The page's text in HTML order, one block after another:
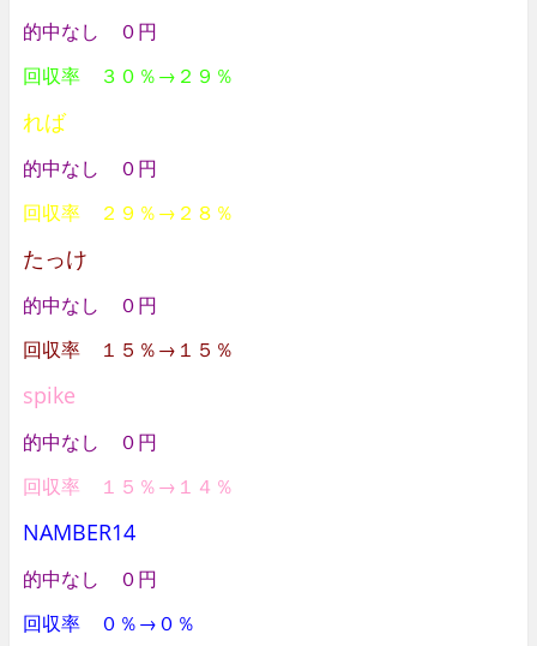
的中なし ０円
回収率 ３０％→２９％
れば
的中なし ０円
回収率 ２９％→２８％
たっけ
的中なし ０円
回収率 １５％→１５％
spike
的中なし ０円
回収率 １５％→１４％
NAMBER14
的中なし ０円
回収率 ０％→０％